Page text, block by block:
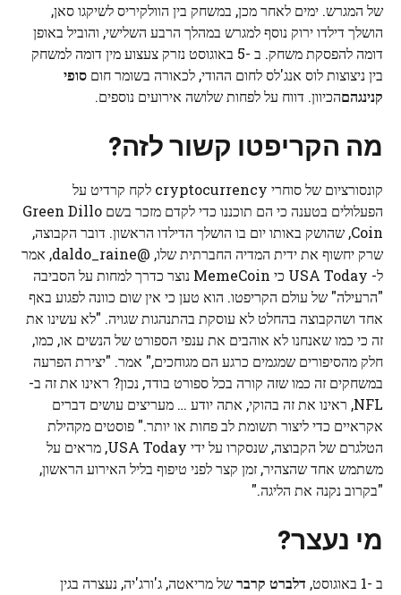
של המגרש. ימים לאחר מכן, במשחק בין הוולקיריס לשיקגו סאן,
הושלך דילדו ירוק נוסף למגרש במהלך הרבע השלישי, והוביל באופן
דומה להפסקת משחק. ב -5 באוגוסט נזרק צעצוע מין דומה למשחק
בין ניצוצות לוס אנג'לס לחום ההודי, לכאורה בשומר חום סופי
קנינגהםהכיוון. דווח על לפחות שלושה אירועים נוספים.
מה הקריפטו קשור לזה?
קונסורציום של סוחרי cryptocurrency לקח קרדיט על
הפעלולים בטענה כי הם תוכננו כדי לקדם מזכר בשם Green Dillo
Coin, שהושק באותו יום בו הושלך הדילדו הראשון. דובר הקבוצה,
שרק יחשוף את ידית המדיה החברתית שלו, @daldo_raine, אמר
ל- USA Today כי MemeCoin נוצר כדרך למחות על הסביבה
"הרעילה" של עולם הקריפטו. הוא טען כי אין שום כוונה לפגוע באף
אחד ושהקבוצה בהחלט לא עוסקת בהתנהגות שגויה. "לא עשינו את
זה כי כמו שאנחנו לא אוהבים את ענפי הספורט של הנשים או, כמו,
חלק מהסיפורים שמגמים כרגע הם מגוחכים," אמר. "יצירת הפרעה
במשחקים זה כמו שזה קורה בכל ספורט בודד, נכון? ראינו את זה ב-
NFL, ראינו את זה בהוקי, אתה יודע … מעריצים עושים דברים
אקראיים כדי ליצור תשומת לב פחות או יותר." פוסטים מקהילת
הטלגרם של הקבוצה, שנסקרו על ידי USA Today, מראים על
משתמש אחד שהצהיר, זמן קצר לפני טיפוף בליל האירוע הראשון,
"בקרוב נקנה את הליגה."
מי נעצר?
ב -1 באוגוסט, דלברט קרברשל מריאטה, ג'ורג'יה, נעצרה בגין